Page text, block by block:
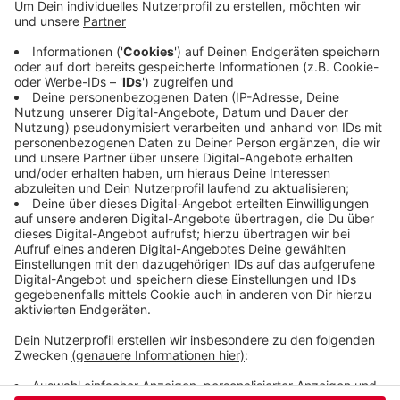
kleiner Runde diskutiert werden. Ziel ist es, neue
Ideen für die Zukunft der Innenstadt zu sammeln
und sich auszutauschen. Der erste
Innenstadtsalon beginnt um 17 Uhr.
Weil die Plätze
begrenzt sind, muss man sich vorher online
anmelden.
Veröffentlicht:Mittwoch, 01.07.2026 11:26
Anzeige
Anzeige